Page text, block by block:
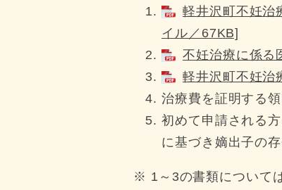
軽井沢町不妊治
イル／67KB]
不妊治療に係る
軽井沢町不妊治
治療費を証明する
初めて申請される
に基づき嫡出子の
※ 1～3の書類について